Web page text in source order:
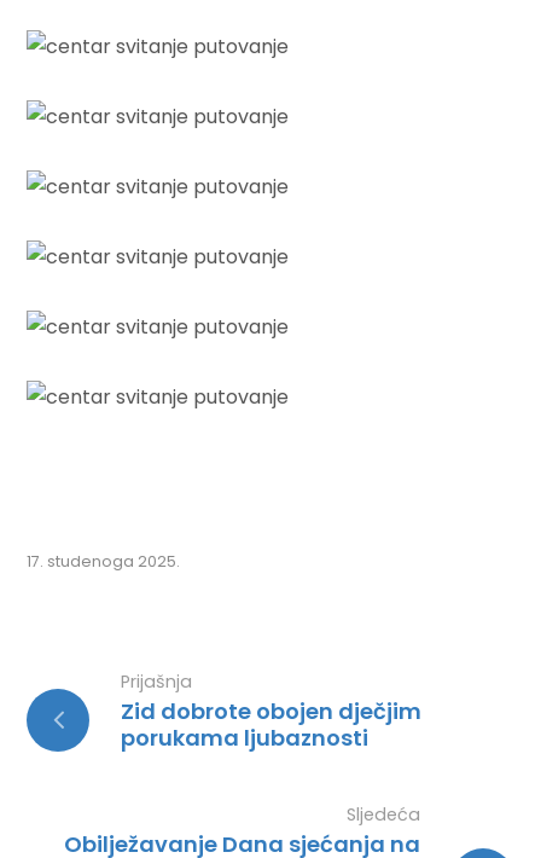
17. studenoga 2025.
Prijašnja
Zid dobrote obojen dječjim
porukama ljubaznosti
Sljedeća
Obilježavanje Dana sjećanja na